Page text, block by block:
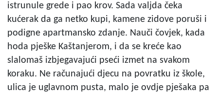
istrunule grede i pao krov. Sada valjda čeka
kućerak da ga netko kupi, kamene zidove poruši i
podigne apartmansko zdanje. Nauči čovjek, kada
hoda pješke Kaštanjerom, i da se kreće kao
slalomaš izbjegavajući pseći izmet na svakom
koraku. Ne računajući djecu na povratku iz škole,
ulica je uglavnom pusta, malo je ovdje pješaka pa